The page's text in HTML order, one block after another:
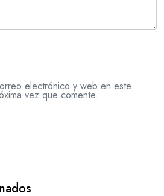
electrónico y web en este
vez que comente.